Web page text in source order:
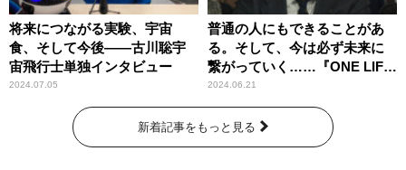
将来につながる実験、宇宙
食、そして今後――古川聡宇
宙飛行士単独インタビュー
2024.07.05
普通の人にもできることがあ
る。そして、今は必ず未来に
繋がっていく……『ONE LIFE
奇跡が繋いだ6000の命』
2024.06.21
新着記事をもっと見る